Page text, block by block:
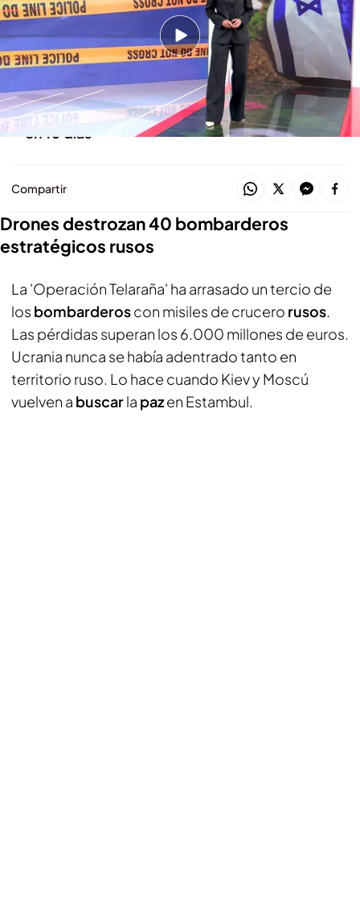
02 JUN 2025 - 15:18h.
Drones de 400 euros destrozan 40
bombarderos estratégicos rusos
En Estados Unidos, segundo ataque antisemita
en 10 días
Compartir
Drones destrozan 40 bombarderos
estratégicos rusos
La 'Operación Telaraña' ha arrasado un tercio de
los bombarderoscon misiles de crucero rusos.
Las pérdidas superan los 6.000 millones de euros.
Ucrania nunca se había adentrado tanto en
territorio ruso. Lo hace cuando Kiev y Moscú
vuelven a buscarla pazen Estambul.